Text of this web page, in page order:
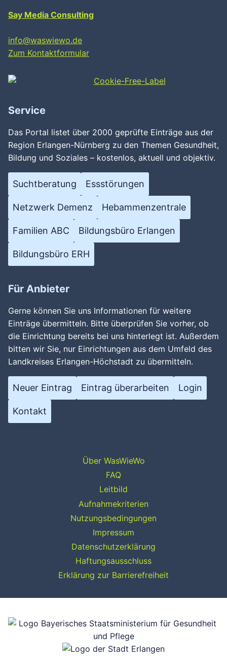
Wird geladen …
Say Media Consulting
info@waswiewo.de
Zum Kontaktformular
Service
Das Portal listet über 2000 geprüfte Einträge aus der
Region Erlangen-Nürnberg zu den Themen Gesundheit,
Bildung und Soziales – kostenlos, aktuell und objektiv.
Suchtberatung Essstörungen
Netzwerk Demenz Hebammenzentrale
Familien ABC Bildungsbüro Erlangen
Bildungsbüro ERH
Für Anbieter
Gerne können Sie uns Informationen für weitere
Einträge übermitteln. Bitte überprüfen Sie vorher, ob
die Einrichtung bereits bei uns hinterlegt ist. Außerdem
bitten wir Sie, nur Einrichtungen aus dem Umfeld des
Landkreises Erlangen-Höchstadt zu übermitteln.
Neuer Eintrag Eintrag überarbeiten Login
Kontakt
Über WasWieWo
FAQ
Leitbild
Aufnahmekriterien
Nutzungsbedingungen
Impressum
Datenschutzerklärung
Haftungsausschluss
Erklärung zur Barrierefreiheit